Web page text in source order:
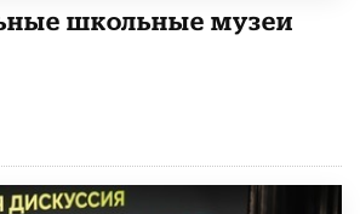
школьные музеи